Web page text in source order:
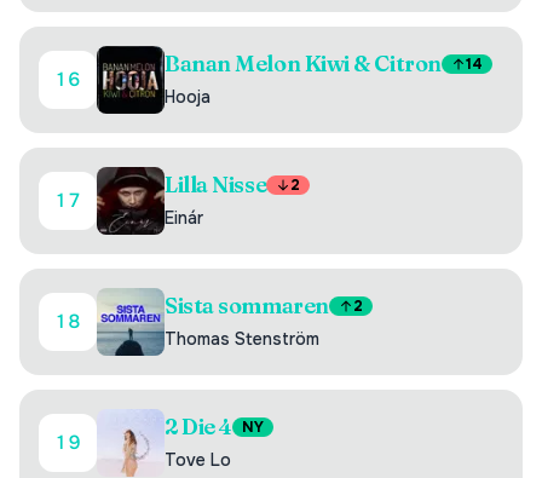
16
Banan Melon Kiwi & Citron 14
Hooja
17
Lilla Nisse 2
Einár
18
Sista sommaren 2
Thomas Stenström
19
2 Die 4 NY
Tove Lo